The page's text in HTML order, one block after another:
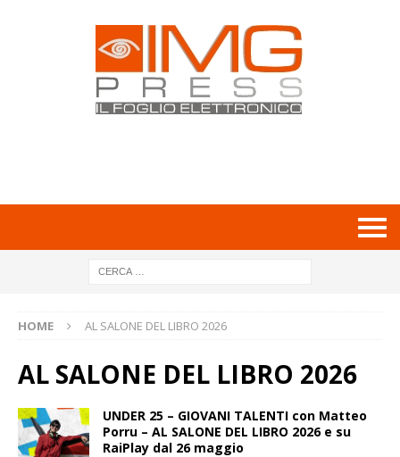
HOME AL SALONE DEL LIBRO 2026
AL SALONE DEL LIBRO 2026
UNDER 25 – GIOVANI TALENTI con Matteo
Porru – AL SALONE DEL LIBRO 2026 e su
RaiPlay dal 26 maggio